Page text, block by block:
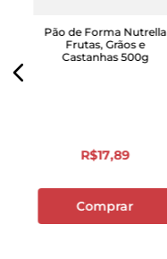
Pão de Forma Nutrella
Frutas, Grãos e
Castanhas 500g
R$17,89
Comprar